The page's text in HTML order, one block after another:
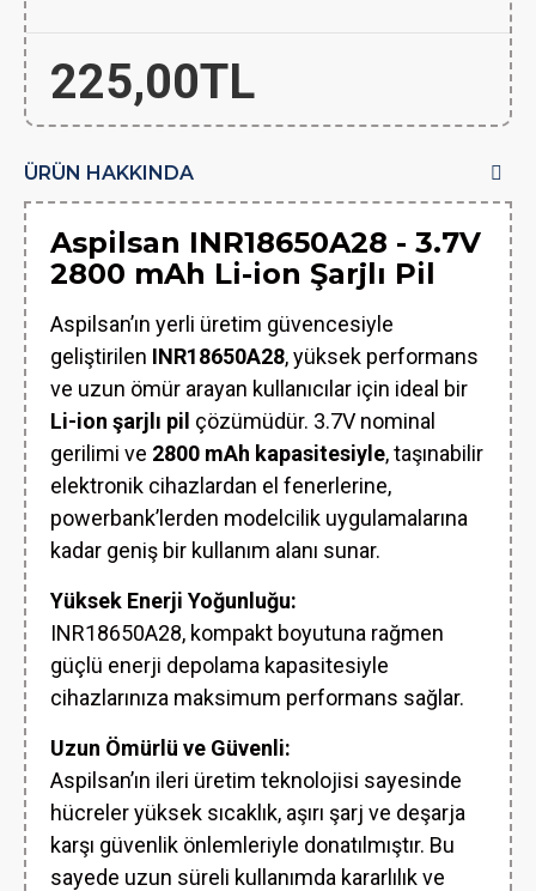
225,00TL
ÜRÜN HAKKINDA
Aspilsan INR18650A28 - 3.7V
2800 mAh Li-ion Şarjlı Pil
Aspilsan’ın yerli üretim güvencesiyle
geliştirilen INR18650A28, yüksek performans
ve uzun ömür arayan kullanıcılar için ideal bir
Li-ion şarjlı pil çözümüdür. 3.7V nominal
gerilimi ve 2800 mAh kapasitesiyle, taşınabilir
elektronik cihazlardan el fenerlerine,
powerbank’lerden modelcilik uygulamalarına
kadar geniş bir kullanım alanı sunar.
Yüksek Enerji Yoğunluğu:
INR18650A28, kompakt boyutuna rağmen
güçlü enerji depolama kapasitesiyle
cihazlarınıza maksimum performans sağlar.
Uzun Ömürlü ve Güvenli:
Aspilsan’ın ileri üretim teknolojisi sayesinde
hücreler yüksek sıcaklık, aşırı şarj ve deşarja
karşı güvenlik önlemleriyle donatılmıştır. Bu
sayede uzun süreli kullanımda kararlılık ve